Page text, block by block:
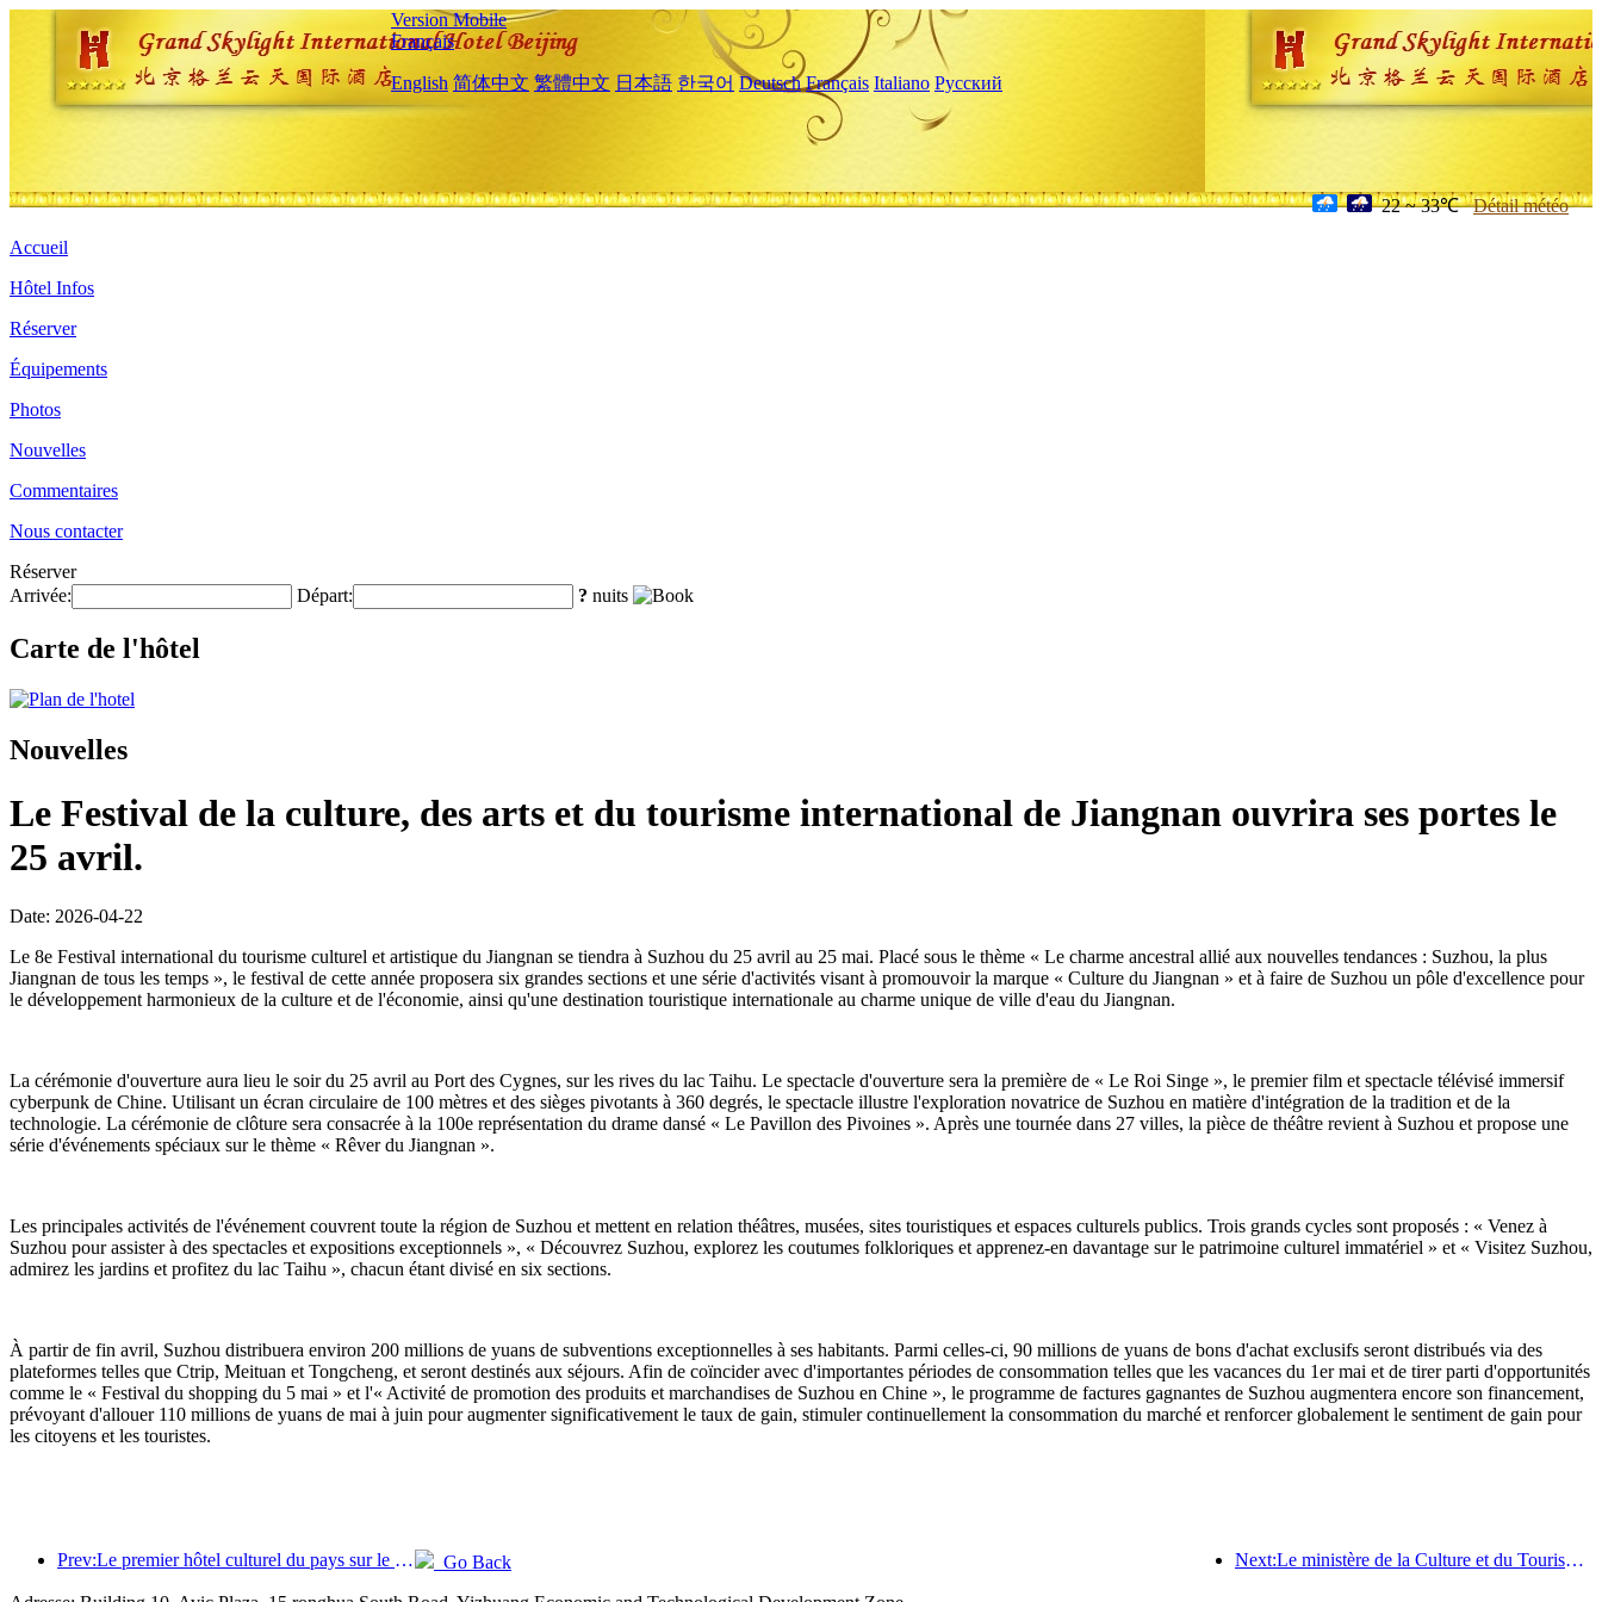
Version Mobile
Français
English 简体中文 繁體中文 日本語 한국어 Deutsch Français Italiano Русский
22 ~ 33℃ Détail météo
Accueil
Hôtel Infos
Réserver
Équipements
Photos
Nouvelles
Commentaires
Nous contacter
Réserver
Arrivée:
Départ: ? nuits
Carte de l'hôtel
Nouvelles
Le Festival de la culture, des arts et du tourisme international de Jiangnan ouvrira ses portes le
25 avril.
Date: 2026-04-22
Le 8e Festival international du tourisme culturel et artistique du Jiangnan se tiendra à Suzhou du 25 avril au 25 mai. Placé sous le thème « Le charme ancestral allié aux nouvelles tendances : Suzhou, la plus
Jiangnan de tous les temps », le festival de cette année proposera six grandes sections et une série d'activités visant à promouvoir la marque « Culture du Jiangnan » et à faire de Suzhou un pôle d'excellence pour
le développement harmonieux de la culture et de l'économie, ainsi qu'une destination touristique internationale au charme unique de ville d'eau du Jiangnan.
La cérémonie d'ouverture aura lieu le soir du 25 avril au Port des Cygnes, sur les rives du lac Taihu. Le spectacle d'ouverture sera la première de « Le Roi Singe », le premier film et spectacle télévisé immersif
cyberpunk de Chine. Utilisant un écran circulaire de 100 mètres et des sièges pivotants à 360 degrés, le spectacle illustre l'exploration novatrice de Suzhou en matière d'intégration de la tradition et de la
technologie. La cérémonie de clôture sera consacrée à la 100e représentation du drame dansé « Le Pavillon des Pivoines ». Après une tournée dans 27 villes, la pièce de théâtre revient à Suzhou et propose une
série d'événements spéciaux sur le thème « Rêver du Jiangnan ».
Les principales activités de l'événement couvrent toute la région de Suzhou et mettent en relation théâtres, musées, sites touristiques et espaces culturels publics. Trois grands cycles sont proposés : « Venez à
Suzhou pour assister à des spectacles et expositions exceptionnels », « Découvrez Suzhou, explorez les coutumes folkloriques et apprenez-en davantage sur le patrimoine culturel immatériel » et « Visitez Suzhou,
admirez les jardins et profitez du lac Taihu », chacun étant divisé en six sections.
À partir de fin avril, Suzhou distribuera environ 200 millions de yuans de subventions exceptionnelles à ses habitants. Parmi celles-ci, 90 millions de yuans de bons d'achat exclusifs seront distribués via des
plateformes telles que Ctrip, Meituan et Tongcheng, et seront destinés aux séjours. Afin de coïncider avec d'importantes périodes de consommation telles que les vacances du 1er mai et de tirer parti d'opportunités
comme le « Festival du shopping du 5 mai » et l'« Activité de promotion des produits et marchandises de Suzhou en Chine », le programme de factures gagnantes de Suzhou augmentera encore son financement,
prévoyant d'allouer 110 millions de yuans de mai à juin pour augmenter significativement le taux de gain, stimuler continuellement la consommation du marché et renforcer globalement le sentiment de gain pour
les citoyens et les touristes.
Prev:Le premier hôtel culturel du pays sur le thème du théâtre ouvre ses portes à Luoyang. Next:Le ministère de la Culture et du Tourisme annonce officiellement les activités liées à la « Journée du tourisme en Chine du 19 mai » et prévoit d'allouer plus d'un milliard de yuans de subventions au public.
Go Back